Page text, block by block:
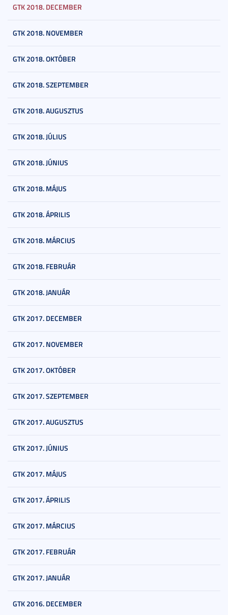
GTK 2018. DECEMBER
GTK 2018. NOVEMBER
GTK 2018. OKTÓBER
GTK 2018. SZEPTEMBER
GTK 2018. AUGUSZTUS
GTK 2018. JÚLIUS
GTK 2018. JÚNIUS
GTK 2018. MÁJUS
GTK 2018. ÁPRILIS
GTK 2018. MÁRCIUS
GTK 2018. FEBRUÁR
GTK 2018. JANUÁR
GTK 2017. DECEMBER
GTK 2017. NOVEMBER
GTK 2017. OKTÓBER
GTK 2017. SZEPTEMBER
GTK 2017. AUGUSZTUS
GTK 2017. JÚNIUS
GTK 2017. MÁJUS
GTK 2017. ÁPRILIS
GTK 2017. MÁRCIUS
GTK 2017. FEBRUÁR
GTK 2017. JANUÁR
GTK 2016. DECEMBER